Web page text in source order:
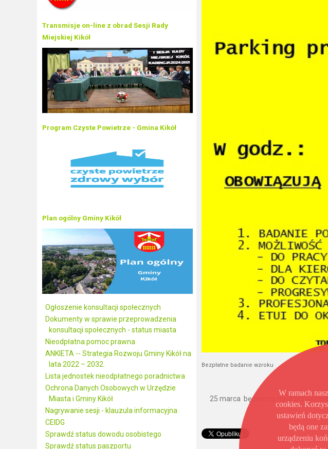
Transmisje on-line z obrad Sesji Rady
Miejskiej Kikół
Program Czyste Powietrze - Gmina Kikół
Plan ogólny Gminy Kikół
Ogłoszenie konsultacji społecznych
Dokumenty w sprawie przeprowadzenia
konsultacji społecznych - status miasta
Nieodpłatna pomoc prawna
ANKIETA -- Strategia Rozwoju Gminy Kikół na
lata 2022 – 2032.
Lista jednostek nieodpłatnego poradnictwa
Ochrona Danych Osobowych w Urzędzie
Miasta i Gminy Kikół
Nagrywanie sesji - klauzula informacyjna
CEIDG
Sprawdź status dowodu osobistego
Sprawdź status paszportu
Bezpłatne badanie wzroku
25 marca będziemy mieli
W ramach
cookies.
ustawień
będą one
urządzeniu